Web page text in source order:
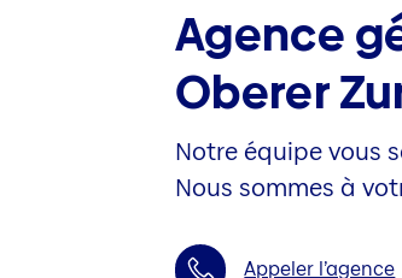
Agence
Oberer
Notre équipe vous
Nous sommes à
Appeler l’agence